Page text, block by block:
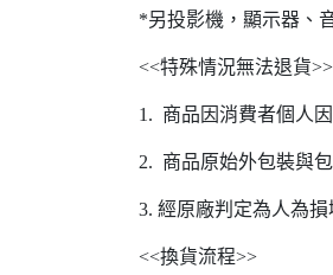
*另投影機，顯示器、
<<特殊情況無法退貨>>
1. 商品因消費者個人
2. 商品原始外包裝與
3. 經原廠判定為人為
<<換貨流程>>